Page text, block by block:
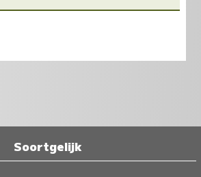
Soortgelijk